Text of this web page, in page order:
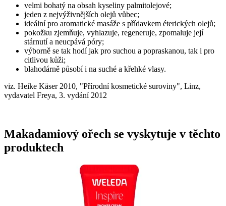
velmi bohatý na obsah kyseliny palmitolejové;
jeden z nejvýživnějších olejů vůbec;
ideální pro aromatické masáže s přídavkem éterických olejů;
pokožku zjemňuje, vyhlazuje, regeneruje, zpomaluje její
stárnutí a neucpává póry;
výborně se tak hodí jak pro suchou a popraskanou, tak i pro
citlivou kůži;
blahodárně působí i na suché a křehké vlasy.
viz. Heike Käser 2010, "Přírodní kosmetické suroviny", Linz,
vydavatel Freya, 3. vydání 2012
Makadamiový ořech se vyskytuje v těchto
produktech